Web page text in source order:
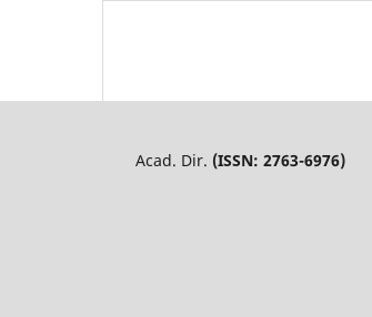
Acad. Dir. (ISSN: 2763-6976)